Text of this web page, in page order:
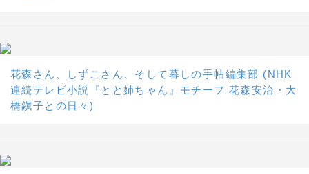
花森さん、しずこさん、そして暮しの手帖編集部 (NHK
連続テレビ小説『とと姉ちゃん』モチーフ 花森安治・大
橋鎭子との日々)